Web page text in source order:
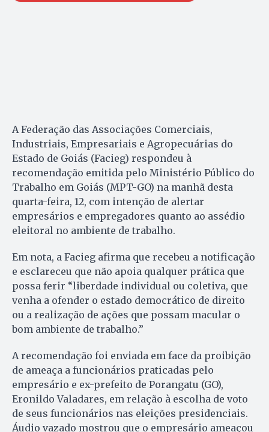
A Federação das Associações Comerciais,
Industriais, Empresariais e Agropecuárias do
Estado de Goiás (Facieg) respondeu à
recomendação emitida pelo Ministério Público do
Trabalho em Goiás (MPT-GO) na manhã desta
quarta-feira, 12, com intenção de alertar
empresários e empregadores quanto ao assédio
eleitoral no ambiente de trabalho.
Em nota, a Facieg afirma que recebeu a notificação
e esclareceu que não apoia qualquer prática que
possa ferir “liberdade individual ou coletiva, que
venha a ofender o estado democrático de direito
ou a realização de ações que possam macular o
bom ambiente de trabalho.”
A recomendação foi enviada em face da proibição
de ameaça a funcionários praticadas pelo
empresário e ex-prefeito de Porangatu (GO),
Eronildo Valadares, em relação à escolha de voto
de seus funcionários nas eleições presidenciais.
Áudio vazado mostrou que o empresário ameaçou